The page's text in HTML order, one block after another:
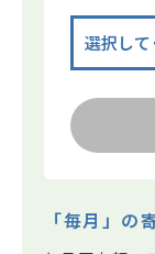
「毎月」の